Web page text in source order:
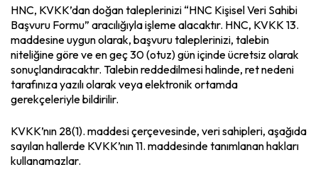
HNC, KVKK’dan doğan taleplerinizi “HNC Kişisel Veri Sahibi
Başvuru Formu” aracılığıyla işleme alacaktır. HNC, KVKK 13.
maddesine uygun olarak, başvuru taleplerinizi, talebin
niteliğine göre ve en geç 30 (otuz) gün içinde ücretsiz olarak
sonuçlandıracaktır. Talebin reddedilmesi halinde, ret nedeni
tarafınıza yazılı olarak veya elektronik ortamda
gerekçeleriyle bildirilir.
KVKK’nın 28(1). maddesi çerçevesinde, veri sahipleri, aşağıda
sayılan hallerde KVKK’nın 11. maddesinde tanımlanan hakları
kullanamazlar.